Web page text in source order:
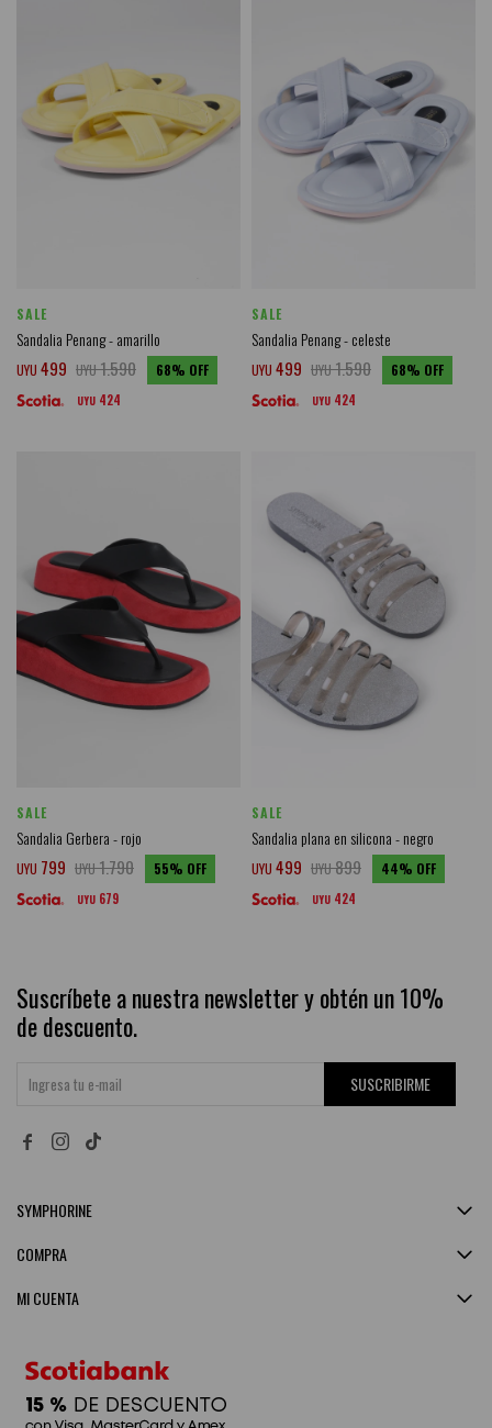
SALE
Sandalia Penang - amarillo
UYU 499 UYU1.590 68
UYU 424
SALE
Sandalia Penang - celeste
UYU 499 UYU1.590 68
UYU 424
SALE
Sandalia Gerbera - rojo
UYU 799 UYU1.790 55
UYU 679
SALE
Sandalia plana en silicona - negro
UYU 499 UYU899 44
UYU 424
Suscríbete a nuestra newsletter y obtén un 10%
de descuento.
SUSCRIBIRME
 
SYMPHORINE
MI CUENTA
COMPRA